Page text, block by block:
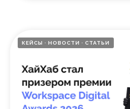
КЕЙСЫ НОВОСТИ СТАТЬИ